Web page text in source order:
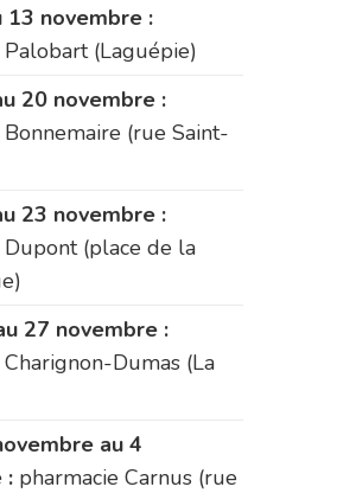
13 novembre :
(Laguépie)
20 novembre :
(rue Saint-
23 novembre :
Dupont (place de la
27 novembre :
Dumas (La
au 4
: pharmacie Carnus (rue